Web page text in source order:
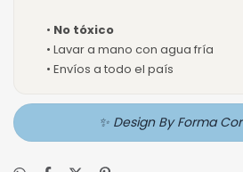
• No tóxico
• Lavar a mano con agua fría
• Envíos a todo el país
✨ Design By Forma